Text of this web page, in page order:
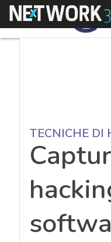
Menu
TECNICHE DI